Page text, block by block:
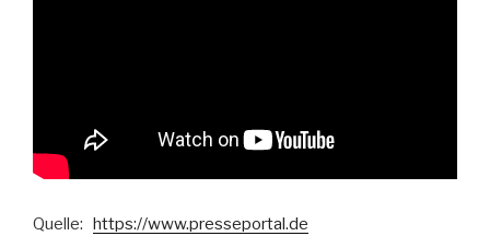
Quelle: https://www.presseportal.de